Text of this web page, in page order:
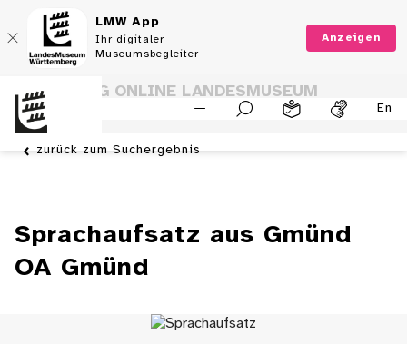
LMW App
Ihr digitaler
Museumsbegleiter
Anzeigen
En
SAMMLUNG ONLINE LANDESMUSEUM
WÜRTTEMBERG
zurück zum Suchergebnis
Sprachaufsatz aus Gmünd
OA Gmünd